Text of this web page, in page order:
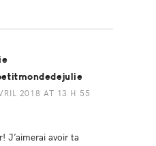
2018 AT 13 H 55
J’aimerai avoir ta